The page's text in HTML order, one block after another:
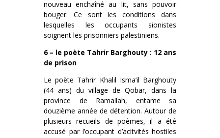
nouveau enchaîné au lit, sans pouvoir
bouger. Ce sont les conditions dans
lesquelles les occupants sionistes
soignent les prisonniers palestiniens.
6 – le poète Tahrir Barghouty : 12 ans
de prison
Le poète Tahrir Khalil Isma’il Barghouty
(44 ans) du village de Qobar, dans la
province de Ramallah, entame sa
douzième année de détention. Autour de
plusieurs recueils de poèmes, il a été
accusé par l’occupant d’acitvités hostiles